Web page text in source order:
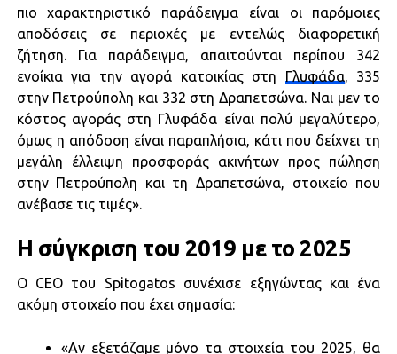
πιο χαρακτηριστικό παράδειγμα είναι οι παρόμοιες
αποδόσεις σε περιοχές με εντελώς διαφορετική
ζήτηση. Για παράδειγμα, απαιτούνται περίπου 342
ενοίκια για την αγορά κατοικίας στη Γλυφάδα, 335
στην Πετρούπολη και 332 στη Δραπετσώνα. Ναι μεν το
κόστος αγοράς στη Γλυφάδα είναι πολύ μεγαλύτερο,
όμως η απόδοση είναι παραπλήσια, κάτι που δείχνει τη
μεγάλη έλλειψη προσφοράς ακινήτων προς πώληση
στην Πετρούπολη και τη Δραπετσώνα, στοιχείο που
ανέβασε τις τιμές».
Η σύγκριση του 2019 με το 2025
Ο CEO του Spitogatos συνέχισε εξηγώντας και ένα
ακόμη στοιχείο που έχει σημασία:
«Αν εξετάζαμε μόνο τα στοιχεία του 2025, θα